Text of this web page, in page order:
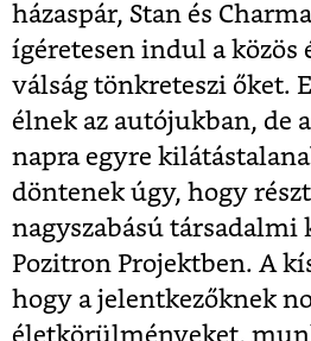
házaspár, Stan és
ígéretesen indul a közös
válság tönkreteszi őket.
élnek az autójukban, de
napra egyre
döntenek úgy, hogy
nagyszabású társadalmi
Pozitron Projektben. A
hogy a jelentkezőknek
életkörülményeket,